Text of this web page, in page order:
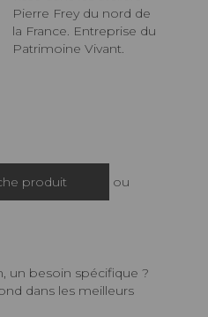
Pierre Frey du nord de
la France. Entreprise du
Patrimoine Vivant.
produit ou
un besoin spécifique ?
dans les meilleurs